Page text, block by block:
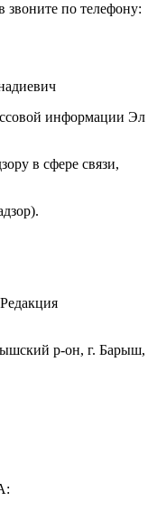
звоните по телефону:
информации Эл
в сфере связи,
р-он, г. Барыш,